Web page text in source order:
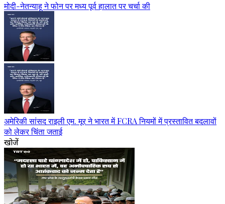
मोदी-नेतन्याहू ने फोन पर मध्य पूर्व हालात पर चर्चा की
अमेरिकी सांसद राइली एम. मूर ने भारत में FCRA नियमों में प्रस्तावित बदलावों
को लेकर चिंता जताई
खोजें